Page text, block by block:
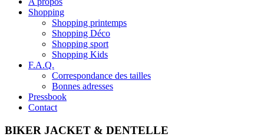
Shopping
Shopping printemps
Shopping Déco
Shopping sport
Shopping Kids
F.A.Q.
Correspondance des tailles
Bonnes adresses
Pressbook
Contact
BIKER JACKET & DENTELLE